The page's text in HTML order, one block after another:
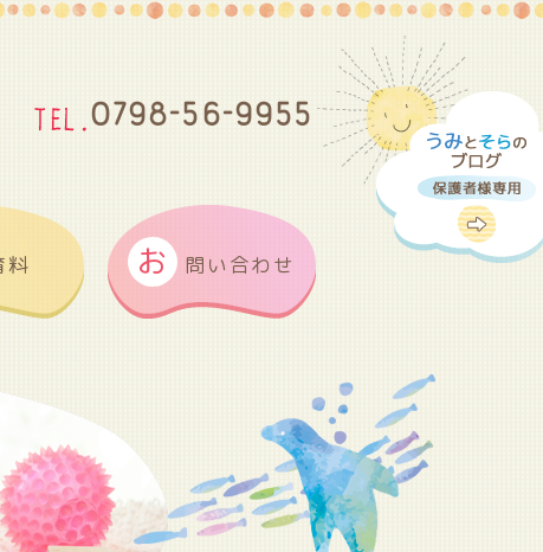
0798-56-9955
料 お 問い合わせ